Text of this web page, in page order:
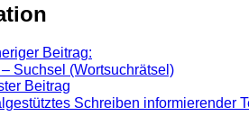
Beitrag:
Suchsel (Wortsuchrätsel)
Beitrag
Schreiben informierender